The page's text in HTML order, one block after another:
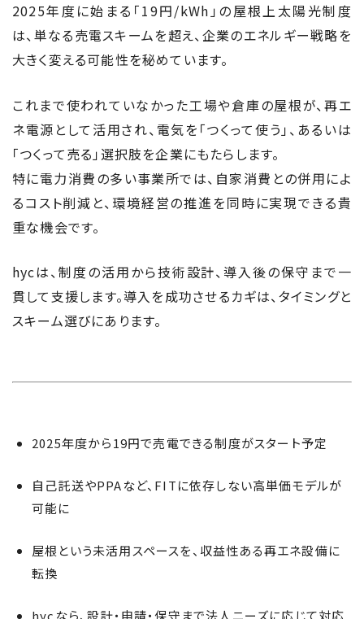
2025年度に始まる「19円/kWh」の屋根上太陽光制度
は、単なる売電スキームを超え、企業のエネルギー戦略を
大きく変える可能性を秘めています。
これまで使われていなかった工場や倉庫の屋根が、再エ
ネ電源として活用され、電気を「つくって使う」、あるいは
「つくって売る」選択肢を企業にもたらします。
特に電力消費の多い事業所では、自家消費との併用によ
るコスト削減と、環境経営の推進を同時に実現できる貴
重な機会です。
hycは、制度の活用から技術設計、導入後の保守まで一
貫して支援します。導入を成功させるカギは、タイミングと
スキーム選びにあります。
2025年度から19円で売電できる制度がスタート予定
自己託送やPPAなど、FITに依存しない高単価モデルが
可能に
屋根という未活用スペースを、収益性ある再エネ設備に
転換
hycなら、設計・申請・保守まで法人ニーズに応じて対応